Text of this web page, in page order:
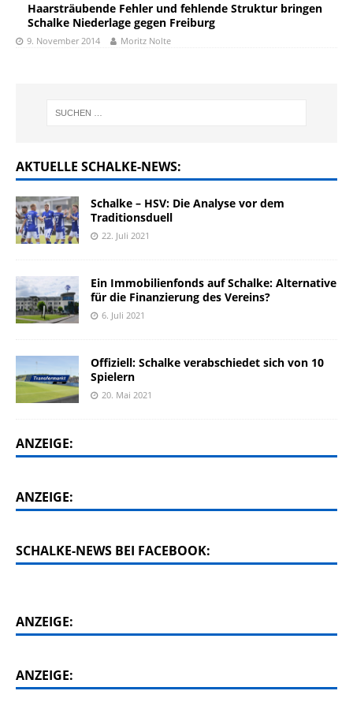
Haarsträubende Fehler und fehlende Struktur bringen
Schalke Niederlage gegen Freiburg
9. November 2014 Moritz Nolte
AKTUELLE SCHALKE-NEWS:
Schalke – HSV: Die Analyse vor dem
Traditionsduell
22. Juli 2021
Ein Immobilienfonds auf Schalke: Alternative
für die Finanzierung des Vereins?
6. Juli 2021
Offiziell: Schalke verabschiedet sich von 10
Spielern
20. Mai 2021
ANZEIGE:
ANZEIGE:
SCHALKE-NEWS BEI FACEBOOK:
ANZEIGE:
ANZEIGE: